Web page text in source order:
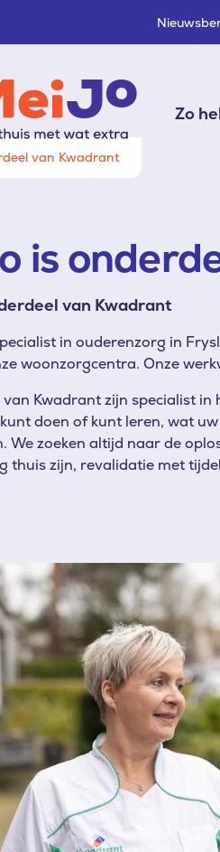
Zo
van Kwadrant
is
van Kwadrant
in ouderenzorg in
woonzorgcentra. Onze
Kwadrant zijn specialist
doen of kunt leren, wat
We zoeken altijd naar de
thuis zijn, revalidatie met